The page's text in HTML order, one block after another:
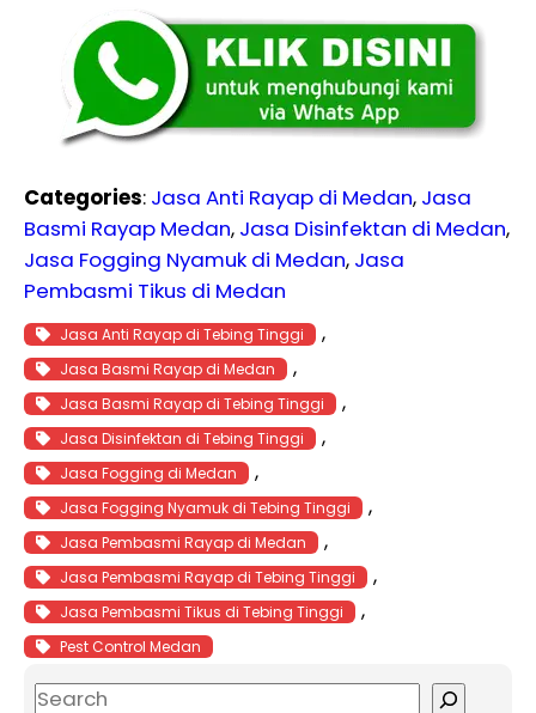
Categories: Jasa Anti Rayap di Medan, Jasa
Basmi Rayap Medan, Jasa Disinfektan di Medan
Jasa Fogging Nyamuk di Medan, Jasa
Pembasmi Tikus di Medan
Jasa Anti Rayap di Tebing Tinggi ,
Jasa Basmi Rayap di Medan ,
Jasa Basmi Rayap di Tebing Tinggi ,
Jasa Disinfektan di Tebing Tinggi ,
Jasa Fogging di Medan ,
Jasa Fogging Nyamuk di Tebing Tinggi ,
Jasa Pembasmi Rayap di Medan ,
Jasa Pembasmi Rayap di Tebing Tinggi ,
Jasa Pembasmi Tikus di Tebing Tinggi ,
Pest Control Medan